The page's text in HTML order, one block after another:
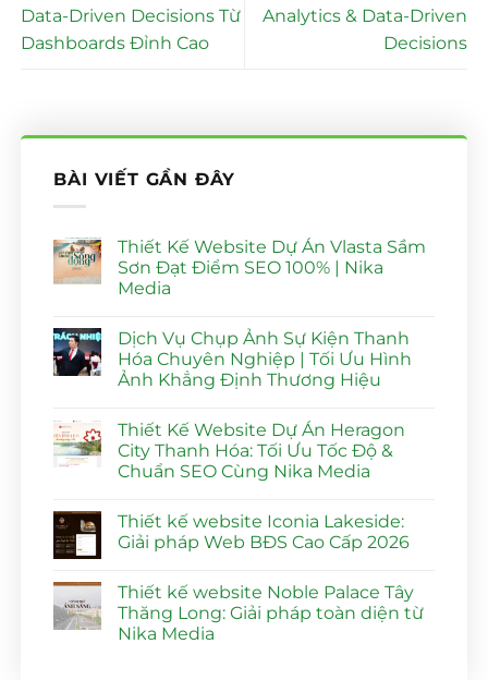
Data-Driven Decisions Từ
Dashboards Đỉnh Cao
Analytics & Data-Driven
Decisions
BÀI VIẾT GẦN ĐÂY
Thiết Kế Website Dự Án Vlasta Sầm
Sơn Đạt Điểm SEO 100% | Nika
Media
bình
luận
ở
Thiết
Dự
Án
Vlasta
Sầm
Sơn
SEO
100%
|
Dịch Vụ Chụp Ảnh Sự Kiện Thanh
Hóa Chuyên Nghiệp | Tối Ưu Hình
Ảnh Khẳng Định Thương Hiệu
bình
luận
ở
Dịch
Ảnh
Sự
Kiện
Chuyên
Nghiệp
|
Tối
Ưu
Thiết Kế Website Dự Án Heragon
City Thanh Hóa: Tối Ưu Tốc Độ &
Chuẩn SEO Cùng Nika Media
bình
luận
ở
Website
Dự
Án
Heragon
Thiết kế website Iconia Lakeside:
Giải pháp Web BĐS Cao Cấp 2026
bình
luận
ở
Thiết
Thiết kế website Noble Palace Tây
Thăng Long: Giải pháp toàn diện từ
Nika Media